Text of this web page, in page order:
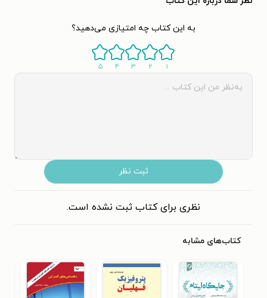
به این کتاب چه امتیازی می‌دهید؟
۱ ۲ ۳ ۴ ۵
ثبت نظر
نظری برای کتاب ثبت نشده است.
کتاب‌های مشابه